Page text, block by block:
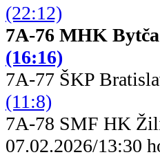
(22:12)
7A-76 MHK
(16:16)
7A-77 ŠKP
(11:8)
7A-78 SMF
07.02.2026/13:30